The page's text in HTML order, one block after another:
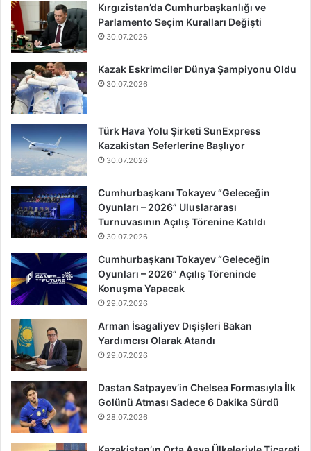
Kırgızistan’da Cumhurbaşkanlığı ve
Parlamento Seçim Kuralları Değişti
30.07.2026
Kazak Eskrimciler Dünya Şampiyonu Oldu
30.07.2026
Türk Hava Yolu Şirketi SunExpress
Kazakistan Seferlerine Başlıyor
30.07.2026
Cumhurbaşkanı Tokayev “Geleceğin
Oyunları – 2026” Uluslararası
Turnuvasının Açılış Törenine Katıldı
30.07.2026
Cumhurbaşkanı Tokayev “Geleceğin
Oyunları – 2026” Açılış Töreninde
Konuşma Yapacak
29.07.2026
Arman İsagaliyev Dışişleri Bakan
Yardımcısı Olarak Atandı
29.07.2026
Dastan Satpayev’in Chelsea Formasıyla İlk
Golünü Atması Sadece 6 Dakika Sürdü
28.07.2026